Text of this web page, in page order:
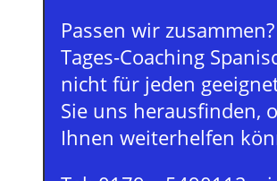
Passen wir
Tages-Coaching
nicht für jeden
Sie uns herausfinden,
Ihnen weiterhelfen